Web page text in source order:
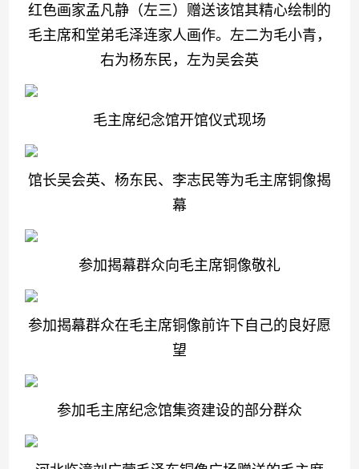
红色画家孟凡静（左三）赠送该馆其精心绘制的
毛主席和堂弟毛泽连家人画作。左二为毛小青，
右为杨东民，左为吴会英
毛主席纪念馆开馆仪式现场
馆长吴会英、杨东民、李志民等为毛主席铜像揭
幕
参加揭幕群众向毛主席铜像敬礼
参加揭幕群众在毛主席铜像前许下自己的良好愿
望
参加毛主席纪念馆集资建设的部分群众